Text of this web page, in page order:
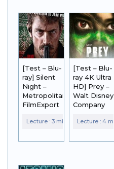
[Test – Blu-
ray] Silent
Night –
Metropolitan
FilmExport
[Test – Blu-
ray 4K Ultra
HD] Prey –
Walt Disney
Company